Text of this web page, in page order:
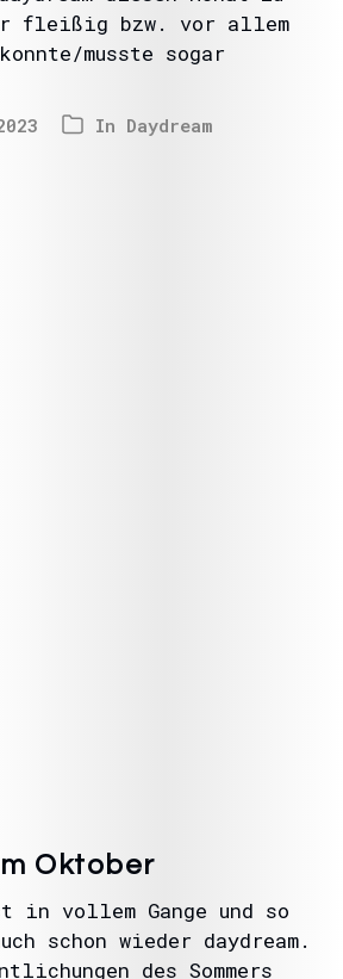
fleißig bzw. vor allem
musste sogar
In Daydream
Oktober
in vollem Gange und so
schon wieder daydream.
des Sommers